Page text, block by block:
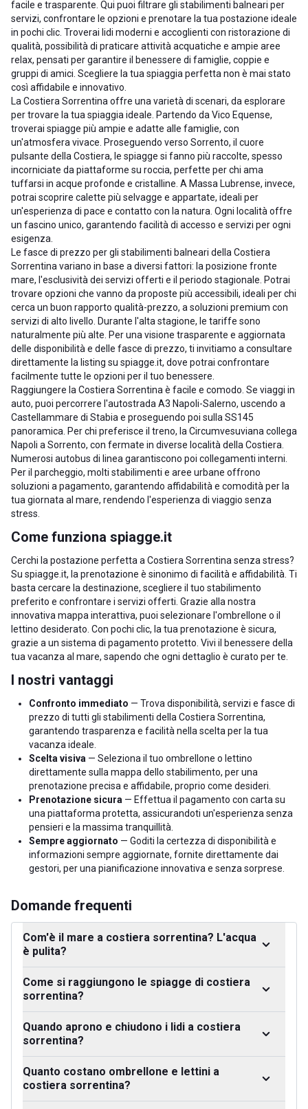
facile e trasparente. Qui puoi filtrare gli stabilimenti balneari per
servizi, confrontare le opzioni e prenotare la tua postazione ideale
in pochi clic. Troverai lidi moderni e accoglienti con ristorazione di
qualità, possibilità di praticare attività acquatiche e ampie aree
relax, pensati per garantire il benessere di famiglie, coppie e
gruppi di amici. Scegliere la tua spiaggia perfetta non è mai stato
così affidabile e innovativo.
La Costiera Sorrentina offre una varietà di scenari, da esplorare
per trovare la tua spiaggia ideale. Partendo da Vico Equense,
troverai spiagge più ampie e adatte alle famiglie, con
un'atmosfera vivace. Proseguendo verso Sorrento, il cuore
pulsante della Costiera, le spiagge si fanno più raccolte, spesso
incorniciate da piattaforme su roccia, perfette per chi ama
tuffarsi in acque profonde e cristalline. A Massa Lubrense, invece,
potrai scoprire calette più selvagge e appartate, ideali per
un'esperienza di pace e contatto con la natura. Ogni località offre
un fascino unico, garantendo facilità di accesso e servizi per ogni
esigenza.
Le fasce di prezzo per gli stabilimenti balneari della Costiera
Sorrentina variano in base a diversi fattori: la posizione fronte
mare, l'esclusività dei servizi offerti e il periodo stagionale. Potrai
trovare opzioni che vanno da proposte più accessibili, ideali per chi
cerca un buon rapporto qualità-prezzo, a soluzioni premium con
servizi di alto livello. Durante l'alta stagione, le tariffe sono
naturalmente più alte. Per una visione trasparente e aggiornata
delle disponibilità e delle fasce di prezzo, ti invitiamo a consultare
direttamente la listing su spiagge.it, dove potrai confrontare
facilmente tutte le opzioni per il tuo benessere.
Raggiungere la Costiera Sorrentina è facile e comodo. Se viaggi in
auto, puoi percorrere l'autostrada A3 Napoli-Salerno, uscendo a
Castellammare di Stabia e proseguendo poi sulla SS145
panoramica. Per chi preferisce il treno, la Circumvesuviana collega
Napoli a Sorrento, con fermate in diverse località della Costiera.
Numerosi autobus di linea garantiscono poi collegamenti interni.
Per il parcheggio, molti stabilimenti e aree urbane offrono
soluzioni a pagamento, garantendo affidabilità e comodità per la
tua giornata al mare, rendendo l'esperienza di viaggio senza
stress.
Come funziona spiagge.it
Cerchi la postazione perfetta a Costiera Sorrentina senza stress?
Su spiagge.it, la prenotazione è sinonimo di facilità e affidabilità. Ti
basta cercare la destinazione, scegliere il tuo stabilimento
preferito e confrontare i servizi offerti. Grazie alla nostra
innovativa mappa interattiva, puoi selezionare l'ombrellone o il
lettino desiderato. Con pochi clic, la tua prenotazione è sicura,
grazie a un sistema di pagamento protetto. Vivi il benessere della
tua vacanza al mare, sapendo che ogni dettaglio è curato per te.
I nostri vantaggi
Confronto immediato — Trova disponibilità, servizi e fasce di
prezzo di tutti gli stabilimenti della Costiera Sorrentina,
garantendo trasparenza e facilità nella scelta per la tua
vacanza ideale.
Scelta visiva — Seleziona il tuo ombrellone o lettino
direttamente sulla mappa dello stabilimento, per una
prenotazione precisa e affidabile, proprio come desideri.
Prenotazione sicura — Effettua il pagamento con carta su
una piattaforma protetta, assicurandoti un'esperienza senza
pensieri e la massima tranquillità.
Sempre aggiornato — Goditi la certezza di disponibilità e
informazioni sempre aggiornate, fornite direttamente dai
gestori, per una pianificazione innovativa e senza sorprese.
Domande frequenti
Com'è il mare a costiera sorrentina? L'acqua
è pulita?
Come si raggiungono le spiagge di costiera
sorrentina?
Quando aprono e chiudono i lidi a costiera
sorrentina?
Quanto costano ombrellone e lettini a
costiera sorrentina?